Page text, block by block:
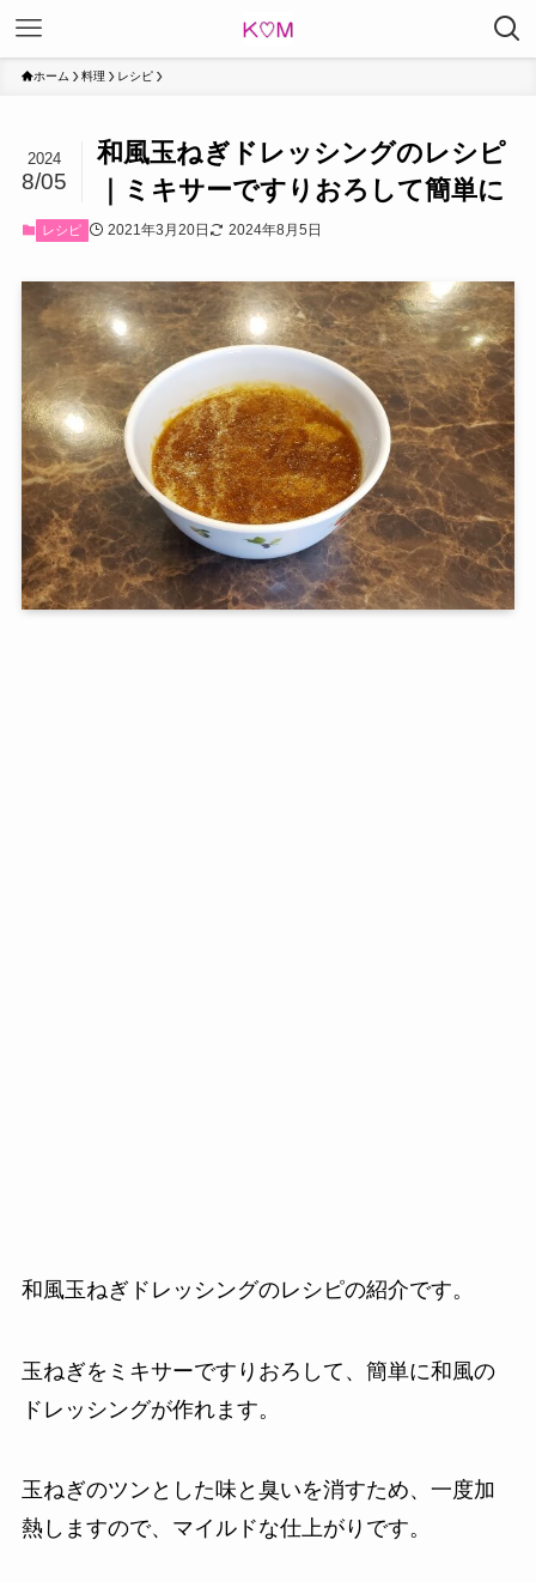
ホーム 料理 レシピ
和風玉ねぎドレッシングのレシピ
｜ミキサーですりおろして簡単に
2024
8/05
レシピ 2021年3月20日 2024年8月5日
和風玉ねぎドレッシングのレシピの紹介です。
玉ねぎをミキサーですりおろして、簡単に和風の
ドレッシングが作れます。
玉ねぎのツンとした味と臭いを消すため、一度加
熱しますので、マイルドな仕上がりです。